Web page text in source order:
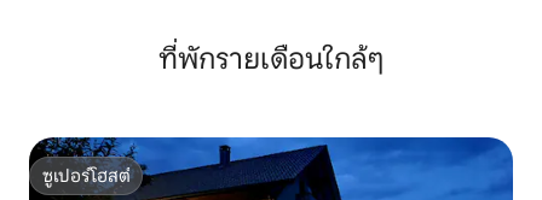
ที่พักรายเดือนใกล้ๆ
ซูเปอร์โฮสต์
ซูเปอร์โฮสต์